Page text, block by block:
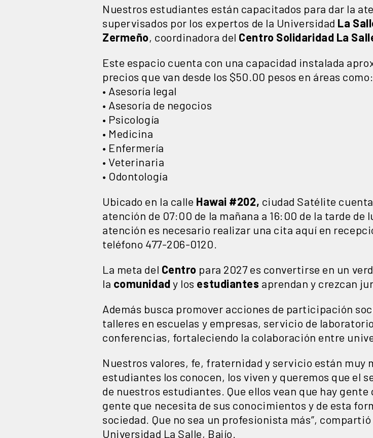
Nuestros estudiantes están capacitados para dar la
supervisados por los expertos de la Universidad La
Zermeño, coordinadora del Centro Solidaridad La
Este espacio cuenta con una capacidad instalada
precios que van desde los $50.00 pesos en áreas como:
• Asesoría legal
• Asesoría de negocios
• Psicología
• Medicina
• Enfermería
• Veterinaria
• Odontología
Ubicado en la calle Hawai #202, ciudad Satélite
atención de 07:00 de la mañana a 16:00 de la tarde de
atención es necesario realizar una cita aquí en
teléfono 477-206-0120.
La meta del Centro para 2027 es convertirse en un
la comunidady los estudiantes aprendan y crezcan
Además busca promover acciones de participación
talleres en escuelas y empresas, servicio de
conferencias, fortaleciendo la colaboración entre
Nuestros valores, fe, fraternidad y servicio están muy
estudiantes los conocen, los viven y queremos que el
de nuestros estudiantes. Que ellos vean que hay
gente que necesita de sus conocimientos y de esta
sociedad. Que no sea un profesionista más”,
Universidad La Salle, Bajío.